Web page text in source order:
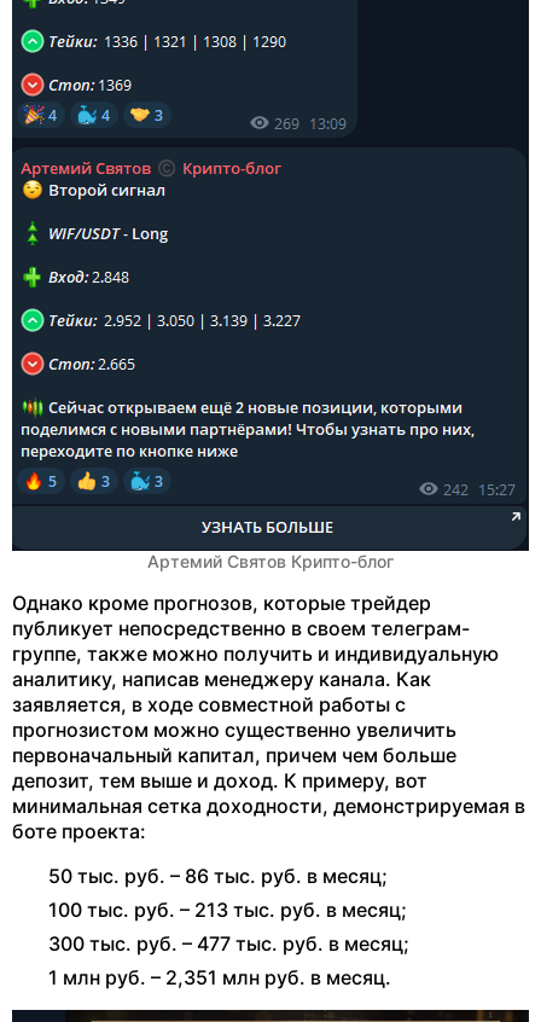
Артемий Святов Крипто-блог
Однако кроме прогнозов, которые трейдер
публикует непосредственно в своем телеграм-
группе, также можно получить и индивидуальную
аналитику, написав менеджеру канала. Как
заявляется, в ходе совместной работы с
прогнозистом можно существенно увеличить
первоначальный капитал, причем чем больше
депозит, тем выше и доход. К примеру, вот
минимальная сетка доходности, демонстрируемая в
боте проекта:
50 тыс. руб. – 86 тыс. руб. в месяц;
100 тыс. руб. – 213 тыс. руб. в месяц;
300 тыс. руб. – 477 тыс. руб. в месяц;
1 млн руб. – 2,351 млн руб. в месяц.